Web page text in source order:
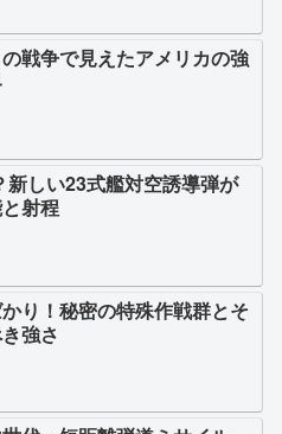
戦争で見えたアメリカの強
新しい23式艦対空誘導弾が
射程
り！秘密の特殊作戦群とそ
強さ